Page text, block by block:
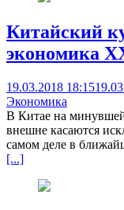
Китайский
экономика
19.03.2018 18:15
Экономика
В Китае на
внешне касаются
самом деле в
[...]